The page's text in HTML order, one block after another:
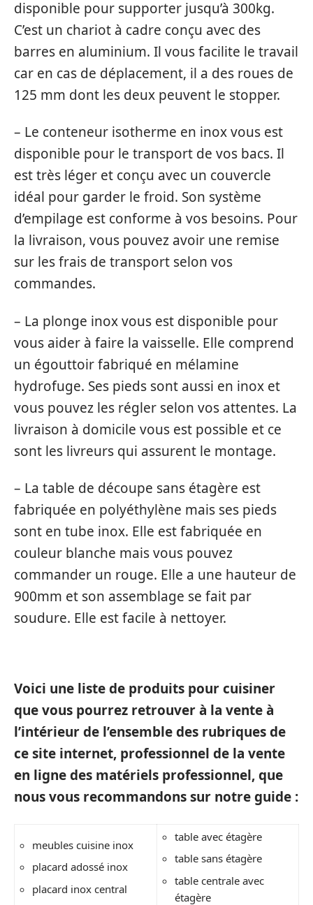
disponible pour supporter jusqu’à 300kg.
C’est un chariot à cadre conçu avec des
barres en aluminium. Il vous facilite le travail
car en cas de déplacement, il a des roues de
125 mm dont les deux peuvent le stopper.
– Le conteneur isotherme en inox vous est
disponible pour le transport de vos bacs. Il
est très léger et conçu avec un couvercle
idéal pour garder le froid. Son système
d’empilage est conforme à vos besoins. Pour
la livraison, vous pouvez avoir une remise
sur les frais de transport selon vos
commandes.
– La plonge inox vous est disponible pour
vous aider à faire la vaisselle. Elle comprend
un égouttoir fabriqué en mélamine
hydrofuge. Ses pieds sont aussi en inox et
vous pouvez les régler selon vos attentes. La
livraison à domicile vous est possible et ce
sont les livreurs qui assurent le montage.
– La table de découpe sans étagère est
fabriquée en polyéthylène mais ses pieds
sont en tube inox. Elle est fabriquée en
couleur blanche mais vous pouvez
commander un rouge. Elle a une hauteur de
900mm et son assemblage se fait par
soudure. Elle est facile à nettoyer.
Voici une liste de produits pour cuisiner
que vous pourrez retrouver à la vente à
l’intérieur de l’ensemble des rubriques de
ce site internet, professionnel de la vente
en ligne des matériels professionnel, que
nous vous recommandons sur notre guide :
meubles cuisine inox
placard adossé inox
placard inox central
table avec étagère
table sans étagère
table centrale avec
étagère